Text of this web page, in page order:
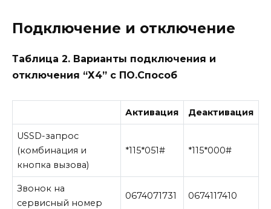
Подключение и отключение
Таблица 2. Варианты подключения и
отключения “Х4” с ПО.Способ
Активация Деактивация
USSD-запрос
(комбинация и
кнопка вызова)
*115*051# *115*000#
Звонок на
сервисный номер
0674071731 0674117410